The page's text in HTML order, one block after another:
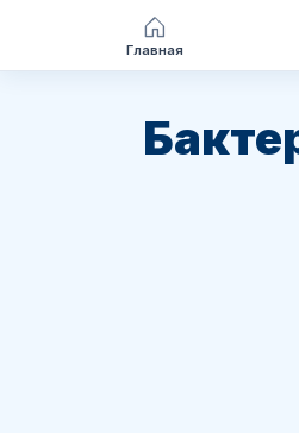
Перейти
содержимому
Главная